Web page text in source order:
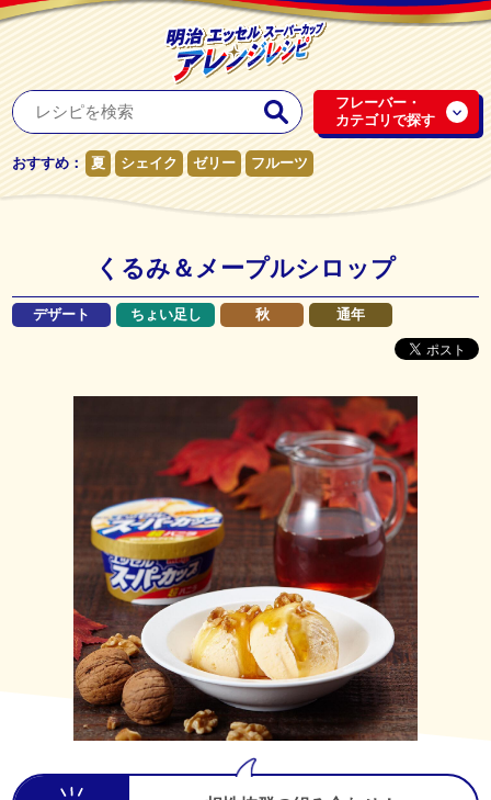
フレーバー・
カテゴリで探す
おすすめ： 夏 シェイク ゼリー フルーツ
くるみ＆メープルシロップ
デザート ちょい足し 秋 通年